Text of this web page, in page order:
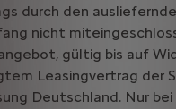
durch den
nicht
gültig bis auf
Leasingvertrag der
Deutschland. Nur